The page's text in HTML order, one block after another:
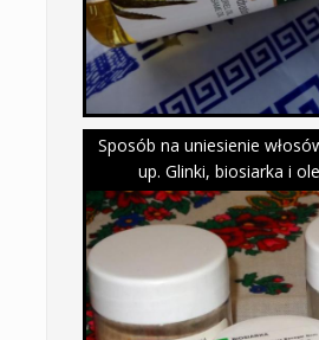
Sposób na uniesienie
up. Glinki, biosiarka i